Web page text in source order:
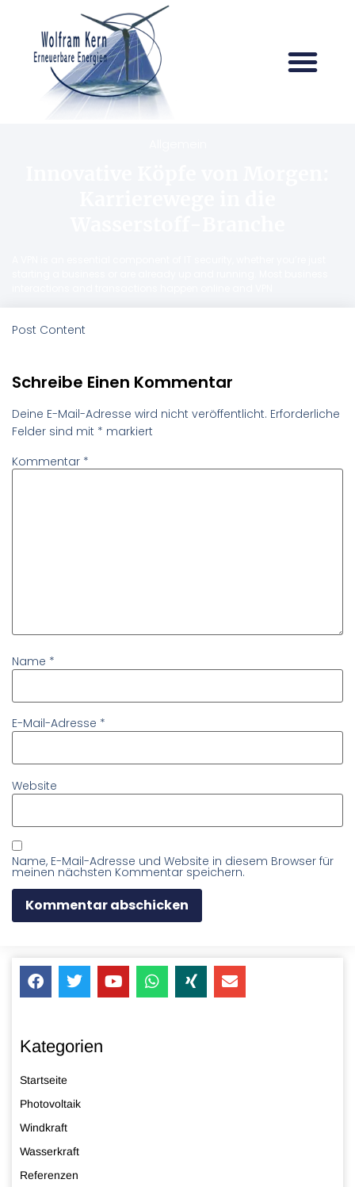
Post Content
Schreibe Einen Kommentar
Deine E-Mail-Adresse wird nicht veröffentlicht. Erforderliche
Felder sind mit * markiert
Kommentar *
Name *
E-Mail-Adresse *
Website
Name, E-Mail-Adresse und Website in diesem Browser für
meinen nächsten Kommentar speichern.
Kategorien
Startseite
Photovoltaik
Windkraft
Wasserkraft
Referenzen